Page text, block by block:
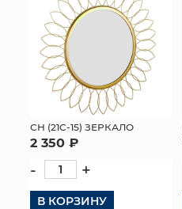
СН (21C-15) ЗЕРКАЛО
2 350 ₽
- +
В КОРЗИНУ